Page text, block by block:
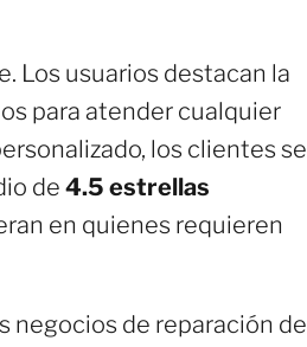
Los usuarios destacan la
para atender cualquier
los clientes se
de 4.5 estrellas
en quienes requieren
negocios de reparación de